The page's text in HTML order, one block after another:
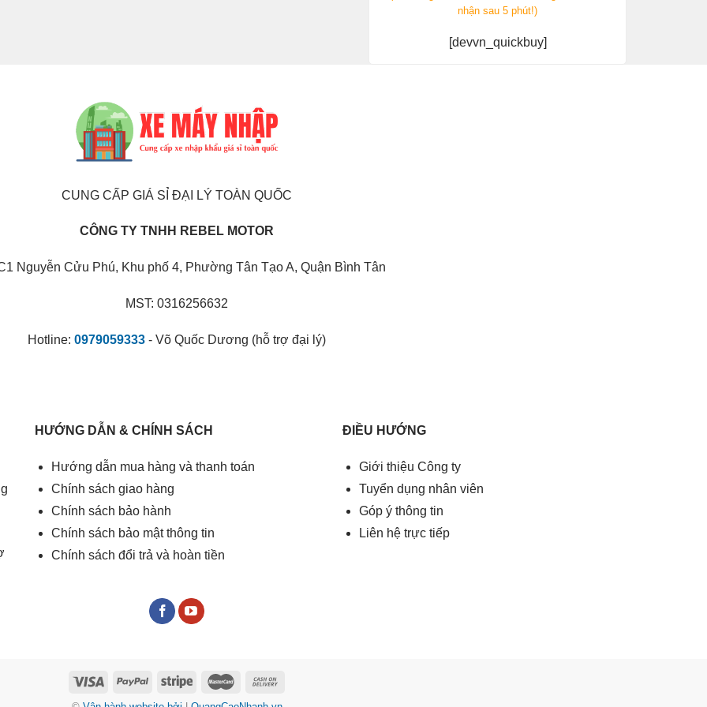
nhận sau 5 phút!)
[devvn_quickbuy]
CUNG CẤP GIÁ SỈ ĐẠI LÝ TOÀN QUỐC
CÔNG TY TNHH REBEL MOTOR
Nguyễn Cửu Phú, Khu phố 4, Phường Tân Tạo A, Quận Bình Tân
MST: 0316256632
Hotline: 0979059333 - Võ Quốc Dương (hỗ trợ đại lý)
HƯỚNG DẪN & CHÍNH SÁCH
Hướng dẫn mua hàng và thanh toán
Chính sách giao hàng
Chính sách bảo hành
Chính sách bảo mật thông tin
Chính sách đổi trả và hoàn tiền
ĐIỀU HƯỚNG
Giới thiệu Công ty
Tuyển dụng nhân viên
Góp ý thông tin
Liên hệ trực tiếp